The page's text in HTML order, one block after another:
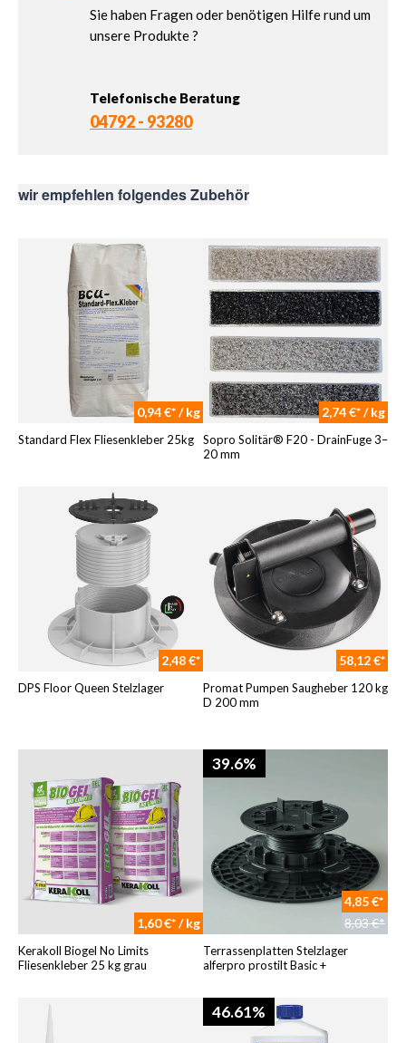
Sie haben Fragen oder benötigen Hilfe rund um
unsere Produkte ?
Telefonische Beratung
04792 - 93280
wir empfehlen folgendes Zubehör
0,94 €* / kg
Standard Flex Fliesenkleber 25kg
2,74 €* / kg
Sopro Solitär® F20 - DrainFuge 3–
20 mm
2,48 €*
DPS Floor Queen Stelzlager
58,12 €*
Promat Pumpen Saugheber 120 kg
D 200 mm
1,60 €* / kg
Kerakoll Biogel No Limits
Fliesenkleber 25 kg grau
39.6%
4,85 €*
8,03 €*
Terrassenplatten Stelzlager
alferpro prostilt Basic +
46.61%